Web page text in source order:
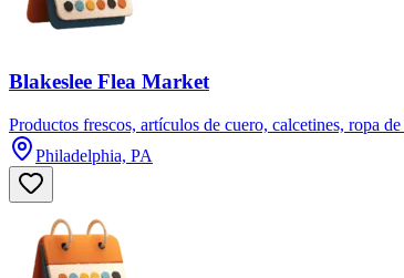
Blakeslee Flea Market
Productos frescos, artículos de cuero, calcetines, ropa
Philadelphia, PA